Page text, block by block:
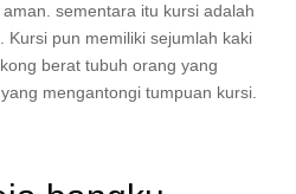
sementara itu kursi adalah
Kursi pun memiliki sejumlah kaki
berat tubuh orang yang
mengantongi tumpuan kursi.